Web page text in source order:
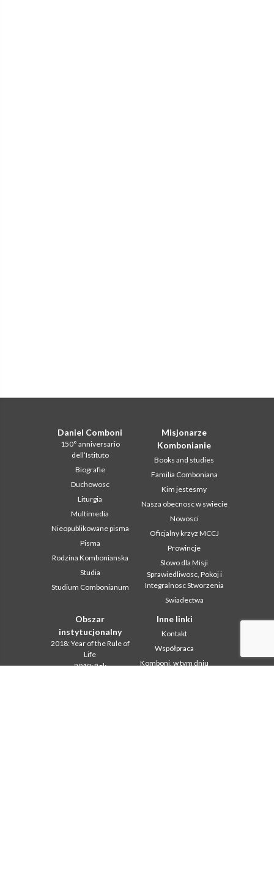
Daniel Comboni
150° anniversario
dell’Istituto
Biografie
Duchowosc
Liturgia
Multimedia
Nieopublikowane pisma
Pisma
Rodzina Kombonianska
Studia
Studium Combonianum
Misjonarze
Kombonianie
Books and studies
Familia Comboniana
Kim jestesmy
Nasza obecnosc w swiecie
Nowosci
Oficjalny krzyz MCCJ
Prowincje
Slowo dla Misji
Sprawiedliwosc, Pokoj i
Integralnosc Stworzenia
Swiadectwa
Obszar
instytucjonalny
2018: Year of the Rule of
Life
2019: Rok
Inne linki
Kontakt
Współpraca
Komboni, w tym dniu